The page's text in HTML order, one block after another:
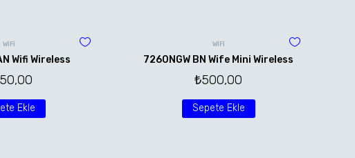
WİFİ
Wifi Wireless
Ekle
WİFİ
7260NGW BN Wife Mini Wireless
₺500,00
Sepete Ekle